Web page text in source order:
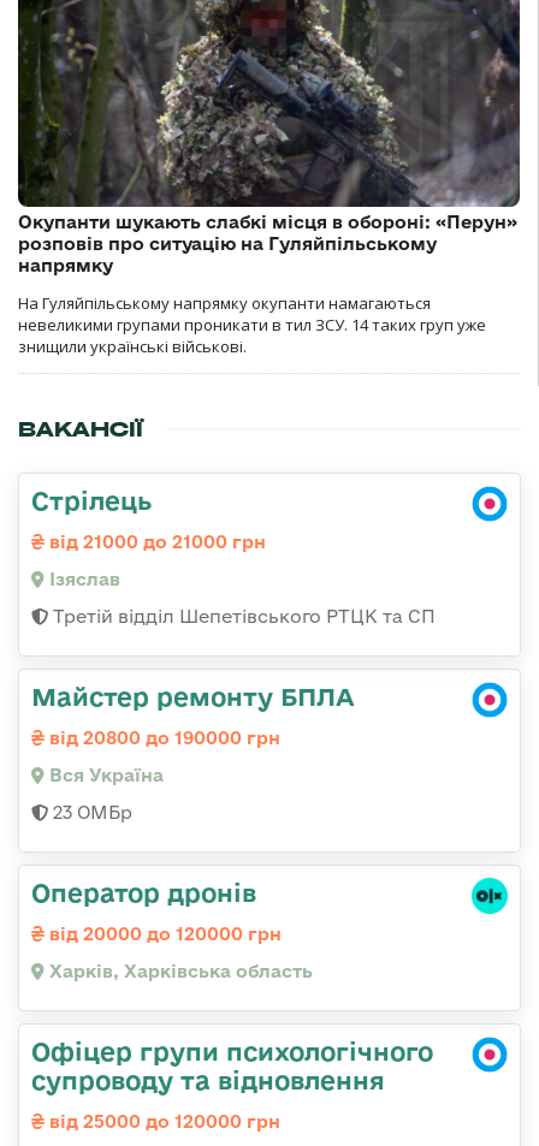
Окупанти шукають слабкі місця в обороні: «Перун»
розповів про ситуацію на Гуляйпільському
напрямку
На Гуляйпільському напрямку окупанти намагаються
невеликими групами проникати в тил ЗСУ. 14 таких груп уже
знищили українські військові.
ВАКАНСІЇ
Стрілець
від 21000 до 21000 грн
Ізяслав
Третій відділ Шепетівського РТЦК та СП
Майстер ремонту БПЛА
від 20800 до 190000 грн
Вся Україна
23 ОМБр
Оператор дронів
від 20000 до 120000 грн
Харків, Харківська область
Офіцер групи психологічного
супроводу та відновлення
від 25000 до 120000 грн